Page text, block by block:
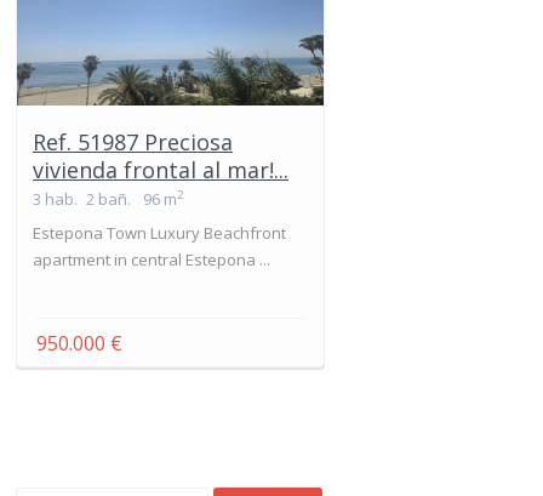
Ref. 51987 Preciosa
vivienda frontal al mar!...
3 hab. 2 bañ. 96 m2
Estepona Town Luxury Beachfront
apartment in central Estepona ...
950.000 €